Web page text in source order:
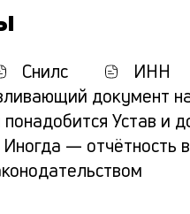
Снилс
ИНН
документ
Устав и
— отчётность